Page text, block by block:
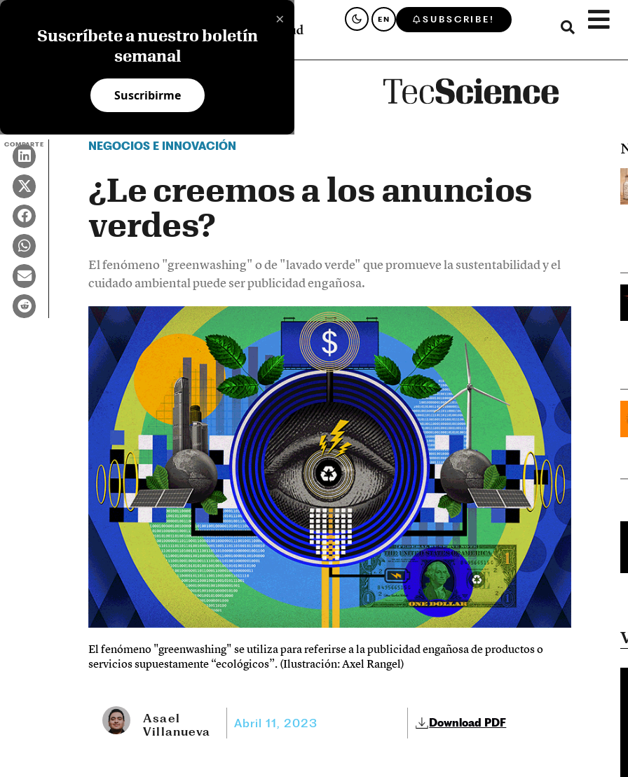
×
Suscríbete a nuestro boletín
semanal
Suscribirme
EN SUBSCRIBE!
COMPARTE NEGOCIOS E INNOVACIÓN
¿Le creemos a los anuncios
verdes?
El fenómeno "greenwashing" o de "lavado verde" que promueve la sustentabilidad y el
cuidado ambiental puede ser publicidad engañosa.
El fenómeno "greenwashing" se utiliza para referirse a la publicidad engañosa de productos o
servicios supuestamente “ecológicos”. (Ilustración: Axel Rangel)
Asael
Villanueva
Abril 11, 2023 Download PDF